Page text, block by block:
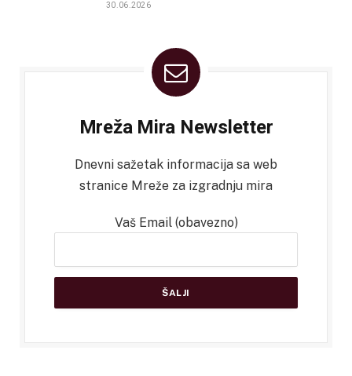
30.06.2026
Mreža Mira Newsletter
Dnevni sažetak informacija sa web
stranice Mreže za izgradnju mira
Vaš Email (obavezno)